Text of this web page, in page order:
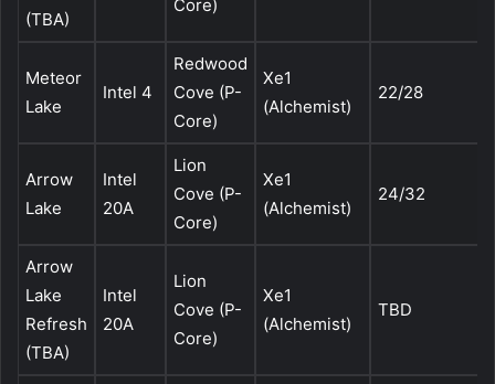
(TBA)
Core)
Meteor
Lake
Intel 4
Redwood
Cove (P-
Core)
Xe1
(Alchemist)
22/28
Arrow
Lake
Intel
20A
Lion
Cove (P-
Core)
Xe1
(Alchemist)
24/32
Arrow
Lake
Refresh
(TBA)
Intel
20A
Lion
Cove (P-
Core)
Xe1
(Alchemist)
TBD